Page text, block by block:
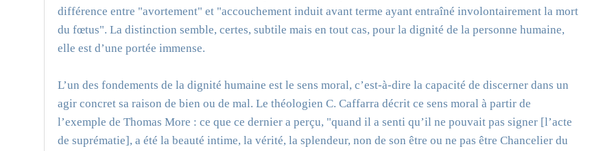
différence entre "avortement" et "accouchement induit avant terme ayant entraîné involontairement la mort
du fœtus". La distinction semble, certes, subtile mais en tout cas, pour la dignité de la personne humaine,
elle est d’une portée immense.
L’un des fondements de la dignité humaine est le sens moral, c’est-à-dire la capacité de discerner dans un
agir concret sa raison de bien ou de mal. Le théologien C. Caffarra décrit ce sens moral à partir de
l’exemple de Thomas More : ce que ce dernier a perçu, "quand il a senti qu’il ne pouvait pas signer [l’acte
de suprématie], a été la beauté intime, la vérité, la splendeur, non de son être ou ne pas être Chancelier du